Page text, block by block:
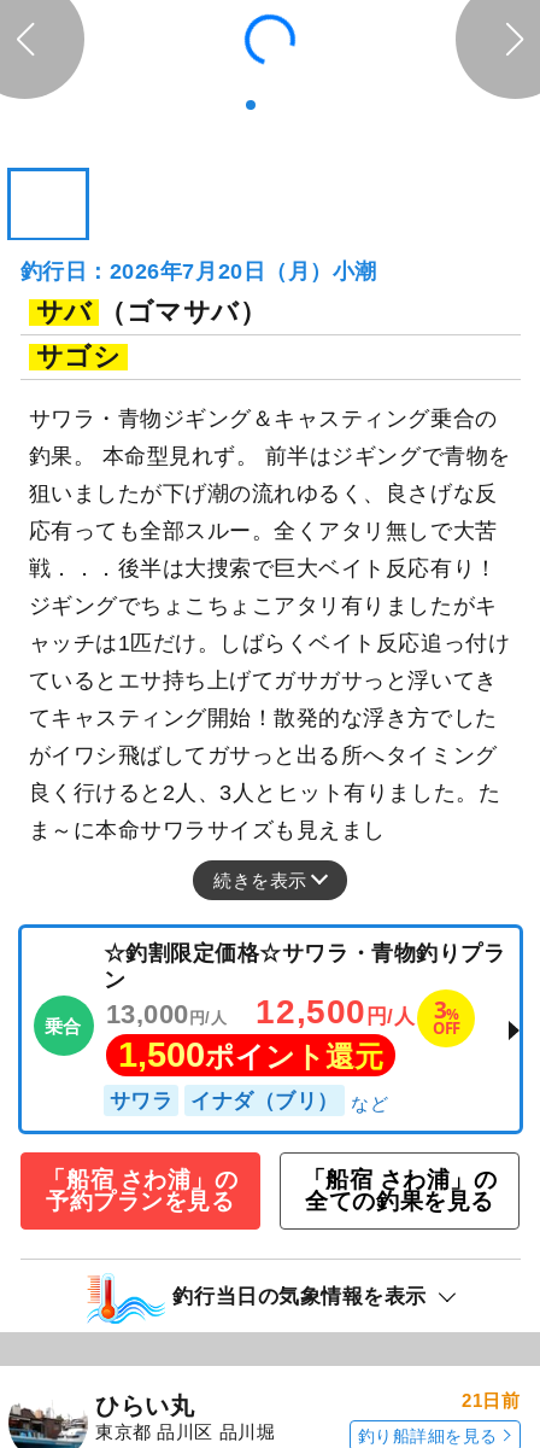
釣行日：2026年7月20日（月）小潮
サバ
（ゴマサバ）
サゴシ
サワラ・青物ジギング＆キャスティング乗合の
釣果。 本命型見れず。 前半はジギングで青物を
狙いましたが下げ潮の流れゆるく、良さげな反
応有っても全部スルー。全くアタリ無しで大苦
戦．．．後半は大捜索で巨大ベイト反応有り！
ジギングでちょこちょこアタリ有りましたがキ
ャッチは1匹だけ。しばらくベイト反応追っ付け
ているとエサ持ち上げてガサガサっと浮いてき
てキャスティング開始！散発的な浮き方でした
がイワシ飛ばしてガサっと出る所へタイミング
良く行けると2人、3人とヒット有りました。た
ま～に本命サワラサイズも見えまし
続きを表示
乗合
☆釣割限定価格☆サワラ・青物釣りプラ
ン
13,000円/人 12,500 円/人 3%
OFF
1,500ポイント還元
サワラ イナダ（ブリ）
「船宿 さわ浦」の
予約プランを見る
「船宿 さわ浦」の
全ての釣果を見る
釣行当日の気象情報を表示
ひらい丸
東京都 品川区 品川堀
21日前
釣り船詳細を見る